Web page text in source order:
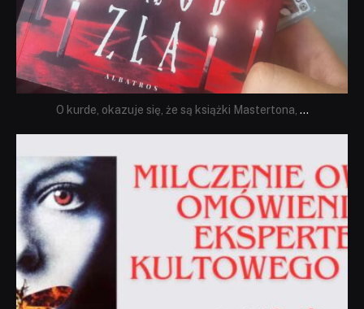
O kurde, okazuje się, że są książki Mastertona, ...